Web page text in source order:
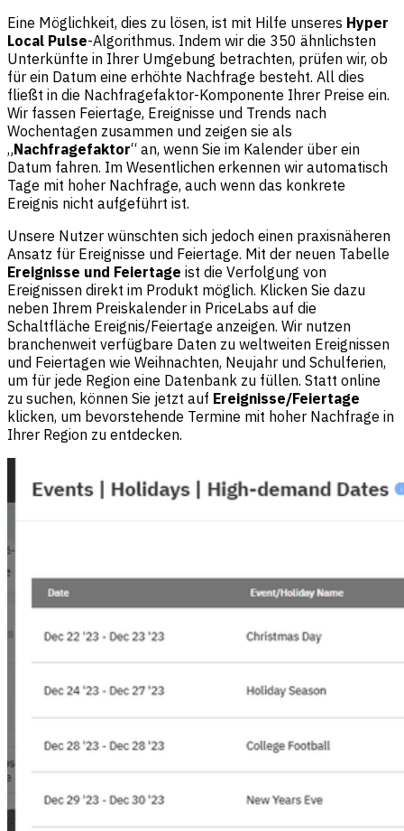
Eine Möglichkeit, dies zu lösen, ist mit Hilfe unseres Hyper
Local Pulse-Algorithmus. Indem wir die 350 ähnlichsten
Unterkünfte in Ihrer Umgebung betrachten, prüfen wir, ob
für ein Datum eine erhöhte Nachfrage besteht. All dies
fließt in die Nachfragefaktor-Komponente Ihrer Preise ein.
Wir fassen Feiertage, Ereignisse und Trends nach
Wochentagen zusammen und zeigen sie als
„Nachfragefaktor“ an, wenn Sie im Kalender über ein
Datum fahren. Im Wesentlichen erkennen wir automatisch
Tage mit hoher Nachfrage, auch wenn das konkrete
Ereignis nicht aufgeführt ist.
Unsere Nutzer wünschten sich jedoch einen praxisnäheren
Ansatz für Ereignisse und Feiertage. Mit der neuen Tabelle
Ereignisse und Feiertage ist die Verfolgung von
Ereignissen direkt im Produkt möglich. Klicken Sie dazu
neben Ihrem Preiskalender in PriceLabs auf die
Schaltfläche Ereignis/Feiertage anzeigen. Wir nutzen
branchenweit verfügbare Daten zu weltweiten Ereignissen
und Feiertagen wie Weihnachten, Neujahr und Schulferien,
um für jede Region eine Datenbank zu füllen. Statt online
zu suchen, können Sie jetzt auf Ereignisse/Feiertage
klicken, um bevorstehende Termine mit hoher Nachfrage in
Ihrer Region zu entdecken.